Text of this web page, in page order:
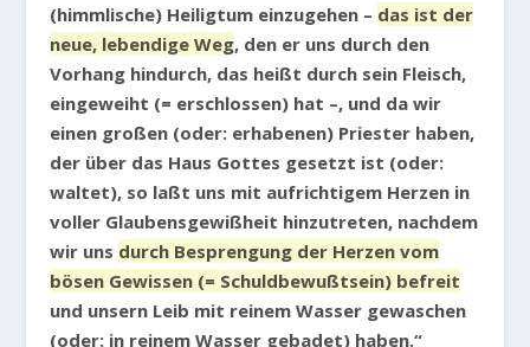
(himmlische) Heiligtum einzugehen – das ist der
neue, lebendige Weg, den er uns durch den
Vorhang hindurch, das heißt durch sein Fleisch,
eingeweiht (= erschlossen) hat –, und da wir
einen großen (oder: erhabenen) Priester haben,
der über das Haus Gottes gesetzt ist (oder:
waltet), so laßt uns mit aufrichtigem Herzen in
voller Glaubensgewißheit hinzutreten, nachdem
wir uns durch Besprengung der Herzen vom
bösen Gewissen (= Schuldbewußtsein) befreit
und unsern Leib mit reinem Wasser gewaschen
(oder: in reinem Wasser gebadet) haben.“